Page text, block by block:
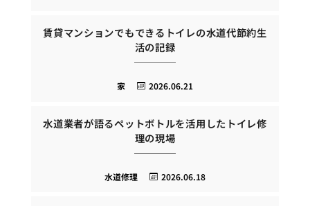
賃貸マンションでもできるトイレの水道代節約生
活の記録
2026.06.21
家
水道業者が語るペットボトルを活用したトイレ修
理の現場
2026.06.18
水道修理